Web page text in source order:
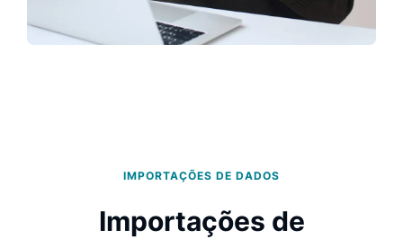
IMPORTAÇÕES DE DADOS
Importações de